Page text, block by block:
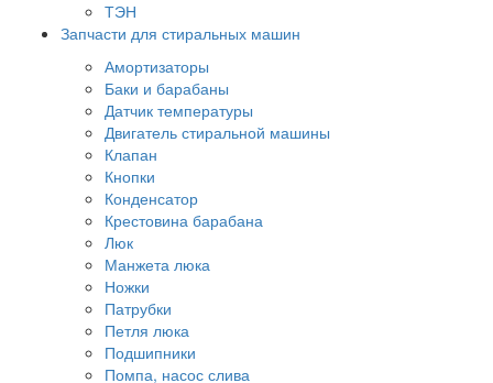
ТЭН
Запчасти для стиральных машин
Амортизаторы
Баки и барабаны
Датчик температуры
Двигатель стиральной машины
Клапан
Кнопки
Конденсатор
Крестовина барабана
Люк
Манжета люка
Ножки
Патрубки
Петля люка
Подшипники
Помпа, насос слива